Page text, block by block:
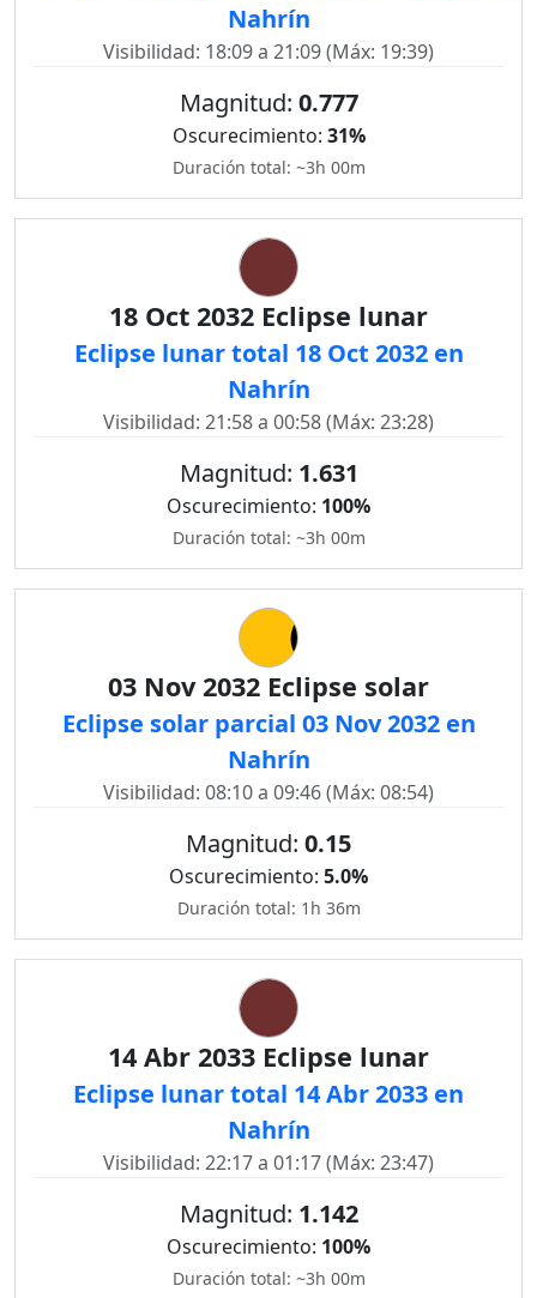
Nahrín
Visibilidad: 18:09 a 21:09 (Máx: 19:39)
Magnitud: 0.777
Oscurecimiento: 31%
Duración total: ~3h 00m
18 Oct 2032 Eclipse lunar
Eclipse lunar total 18 Oct 2032 en
Nahrín
Visibilidad: 21:58 a 00:58 (Máx: 23:28)
Magnitud: 1.631
Oscurecimiento: 100%
Duración total: ~3h 00m
03 Nov 2032 Eclipse solar
Eclipse solar parcial 03 Nov 2032 en
Nahrín
Visibilidad: 08:10 a 09:46 (Máx: 08:54)
Magnitud: 0.15
Oscurecimiento: 5.0%
Duración total: 1h 36m
14 Abr 2033 Eclipse lunar
Eclipse lunar total 14 Abr 2033 en
Nahrín
Visibilidad: 22:17 a 01:17 (Máx: 23:47)
Magnitud: 1.142
Oscurecimiento: 100%
Duración total: ~3h 00m